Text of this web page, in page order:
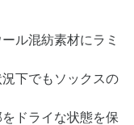
ル混紡素材にラミ
下でもソックスの
ドライな状態を保